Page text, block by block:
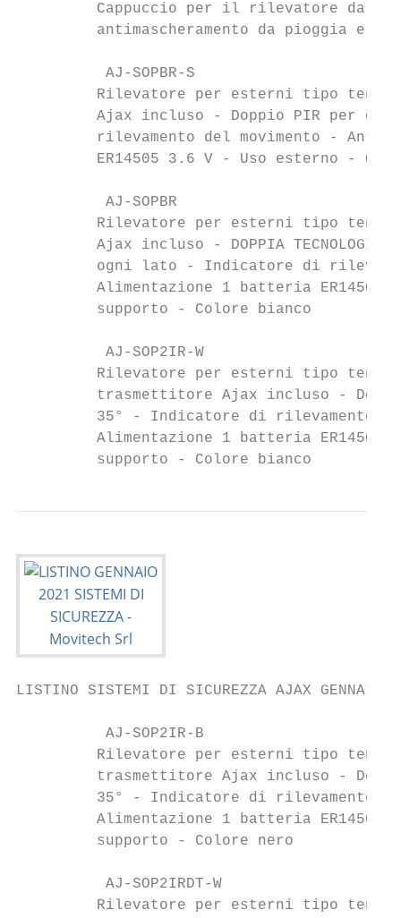
Cappuccio per il rilevatore da
antimascheramento da pioggia e
AJ-SOPBR-S
Rilevatore per esterni tipo
Ajax incluso - Doppio PIR per
rilevamento del movimento - Anti
ER14505 3.6 V - Uso esterno -
AJ-SOPBR
Rilevatore per esterni tipo
Ajax incluso - DOPPIA TECNOLOGIA
ogni lato - Indicatore di
Alimentazione 1 batteria ER14505
         supporto - Colore bianco
AJ-SOP2IR-W
Rilevatore per esterni tipo
trasmettitore Ajax incluso -
35° - Indicatore di rilevamento
Alimentazione 1 batteria ER14505
         supporto - Colore bianco
LISTINO SISTEMI DI SICUREZZA AJAX
AJ-SOP2IR-B
Rilevatore per esterni tipo
trasmettitore Ajax incluso -
35° - Indicatore di rilevamento
Alimentazione 1 batteria ER14505
         supporto - Colore nero
AJ-SOP2IRDT-W
Rilevatore per esterni tipo